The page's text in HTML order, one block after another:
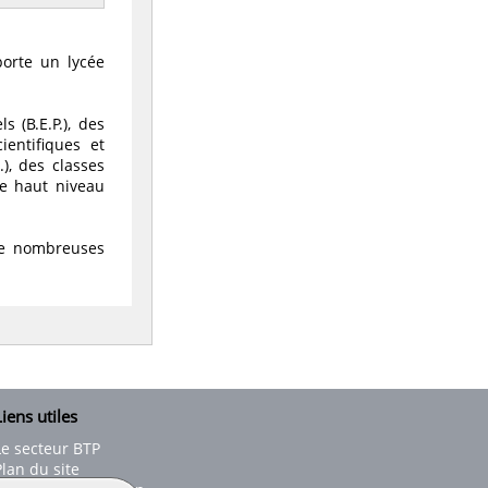
un lycée
(B.E.P.), des
et
des classes
haut niveau
nombreuses
utiles
secteur BTP
du site